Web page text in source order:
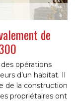
de
opérations
d’un habitat. Il
de la construction
propriétaires ont